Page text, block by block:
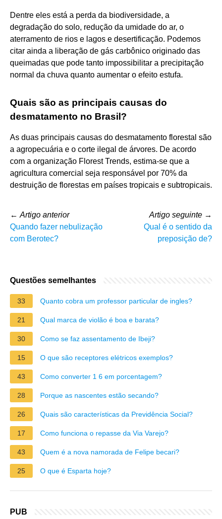
Dentre eles está a perda da biodiversidade, a
degradação do solo, redução da umidade do ar, o
aterramento de rios e lagos e desertificação. Podemos
citar ainda a liberação de gás carbônico originado das
queimadas que pode tanto impossibilitar a precipitação
normal da chuva quanto aumentar o efeito estufa.
Quais são as principais causas do
desmatamento no Brasil?
As duas principais causas do desmatamento florestal são
a agropecuária e o corte ilegal de árvores. De acordo
com a organização Florest Trends, estima-se que a
agricultura comercial seja responsável por 70% da
destruição de florestas em países tropicais e subtropicais.
← Artigo anterior
Quando fazer nebulização
com Berotec?
Artigo seguinte →
Qual é o sentido da
preposição de?
Questões semelhantes
33 Quanto cobra um professor particular de ingles?
21 Qual marca de violão é boa e barata?
30 Como se faz assentamento de Ibeji?
15 O que são receptores elétricos exemplos?
43 Como converter 1 6 em porcentagem?
28 Porque as nascentes estão secando?
26 Quais são características da Previdência Social?
17 Como funciona o repasse da Via Varejo?
43 Quem é a nova namorada de Felipe becari?
25 O que é Esparta hoje?
PUB